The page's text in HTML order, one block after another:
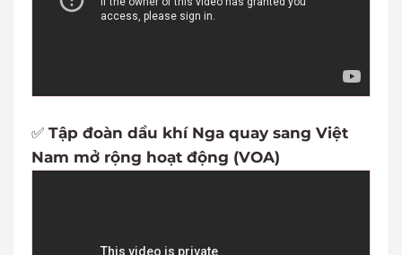
✅ Tập đoàn dầu khí Nga quay sang Việt
Nam mở rộng hoạt động (VOA)